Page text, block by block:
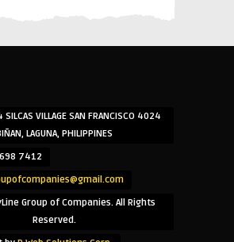
SILCAS VILLAGE SAN FRANCISCO 4024
LAGUNA, PHILIPPINES
7412
Group of Companies. All Rights
Reserved.